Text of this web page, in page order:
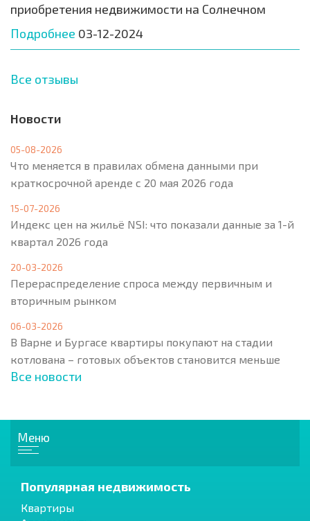
приобретения недвижимости на Солнечном
Подробнее 03-12-2024
Все отзывы
Новости
05-08-2026
Что меняется в правилах обмена данными при
краткосрочной аренде с 20 мая 2026 года
15-07-2026
Индекс цен на жильё NSI: что показали данные за 1-й
квартал 2026 года
20-03-2026
Перераспределение спроса между первичным и
вторичным рынком
06-03-2026
В Варне и Бургасе квартиры покупают на стадии
котлована – готовых объектов становится меньше
Все новости
Меню
Популярная недвижимость
Квартиры